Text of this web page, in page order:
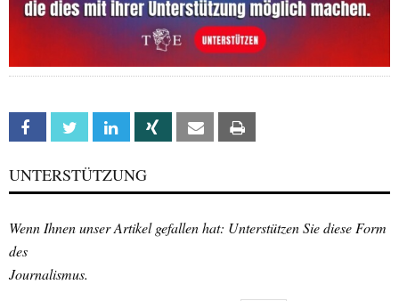
Facebook Twitter Linkedin Xing Email
UNTERSTÜTZUNG
Wenn Ihnen unser Artikel gefallen hat: Unterstützen Sie diese Form
des
Journalismus.